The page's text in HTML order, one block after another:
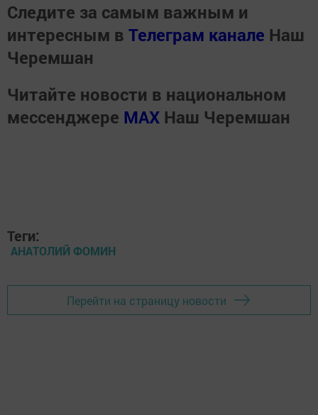
Следите за самым важным и
интересным в Телеграм канале Наш
Черемшан
Читайте новости в национальном
мессенджере MАХ Наш Черемшан
Теги:
АНАТОЛИЙ ФОМИН
Перейти на страницу новости